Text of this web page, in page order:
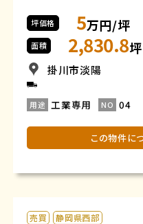
坪価格 5万円/坪
面積 2,830.8坪
掛川市淡陽
用途 工業専用 NO 04
この物件に
売買 静岡県西部